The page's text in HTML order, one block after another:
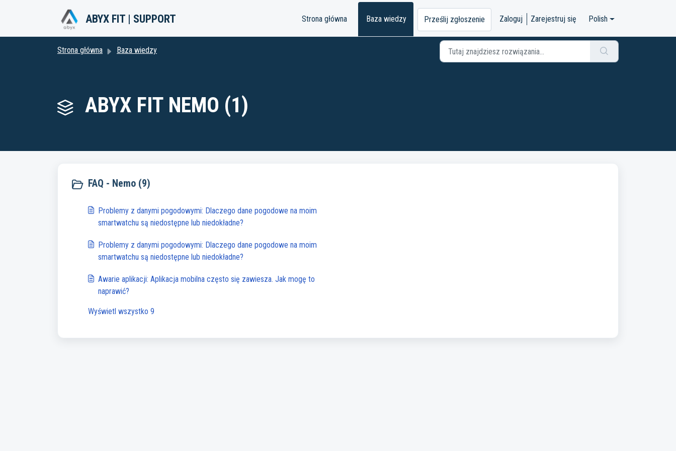
ABYX FIT | SUPPORT Strona główna Baza wiedzy Prześlij zgłoszenie Zaloguj Zarejestruj się Polish
Strona główna Baza wiedzy
ABYX FIT NEMO (1)
FAQ - Nemo (9)
Problemy z danymi pogodowymi: Dlaczego dane pogodowe na moim
smartwatchu są niedostępne lub niedokładne?
Problemy z danymi pogodowymi: Dlaczego dane pogodowe na moim
smartwatchu są niedostępne lub niedokładne?
Awarie aplikacji: Aplikacja mobilna często się zawiesza. Jak mogę to
naprawić?
Wyświetl wszystko 9